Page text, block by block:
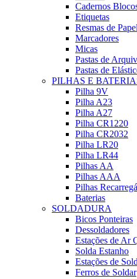
Cadernos
Etiquetas
Resmas de Papel
Marcadores
Micas
Pastas de
Pastas de
PILHAS E
Pilha 9V
Pilha A23
Pilha A27
Pilha CR1220
Pilha CR2032
Pilha LR20
Pilha LR44
Pilhas AA
Pilhas AAA
Pilhas
Baterias
SOLDADURA
Bicos Ponteiras
Dessoldadores
Estações de Ar
Solda Estanho
Estações de
Ferros de Soldar